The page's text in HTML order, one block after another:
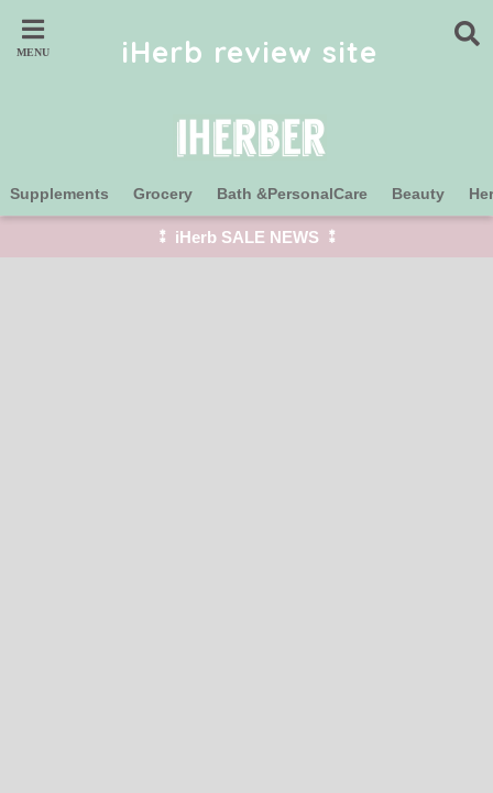
iHerb review site
Supplements Grocery Bath &PersonalCare Beauty
⁑ iHerb SALE NEWS ⁑